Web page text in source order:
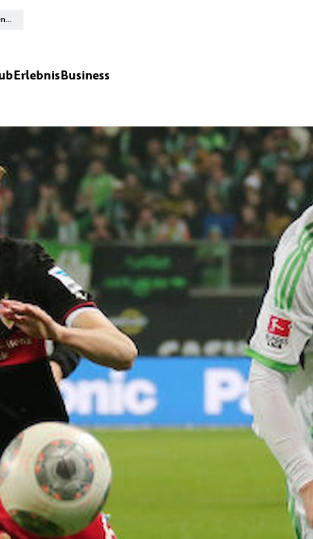
ErlebnisBusiness